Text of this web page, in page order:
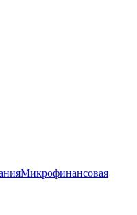
Микрофинансовая